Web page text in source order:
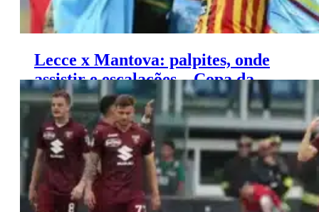
Lecce x Mantova: palpites, onde
assistir e escalações – Copa da
Itália (12/08)